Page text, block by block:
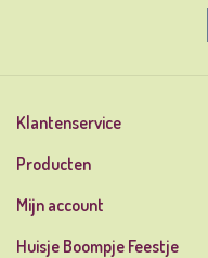
Klantenservice
Producten
Mijn account
Huisje Boompje Feestje